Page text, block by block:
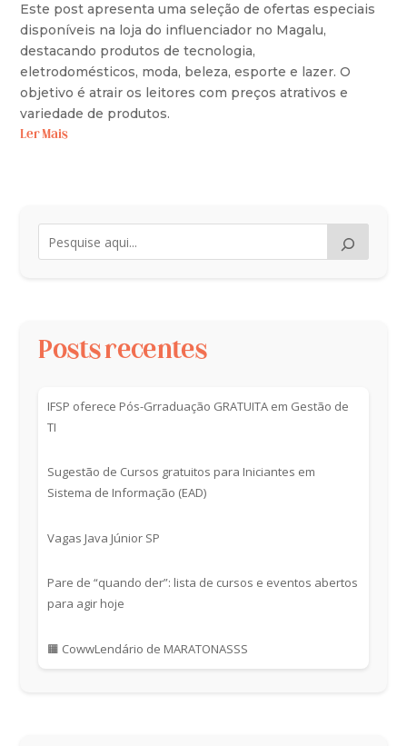
Este post apresenta uma seleção de ofertas especiais
disponíveis na loja do influenciador no Magalu,
destacando produtos de tecnologia,
eletrodomésticos, moda, beleza, esporte e lazer. O
objetivo é atrair os leitores com preços atrativos e
variedade de produtos.
Ler Mais
Posts recentes
IFSP oferece Pós-Grraduação GRATUITA em Gestão de
TI
Sugestão de Cursos gratuitos para Iniciantes em
Sistema de Informação (EAD)
Vagas Java Júnior SP
Pare de “quando der”: lista de cursos e eventos abertos
para agir hoje
🟧 CowwLendário de MARATONASSS